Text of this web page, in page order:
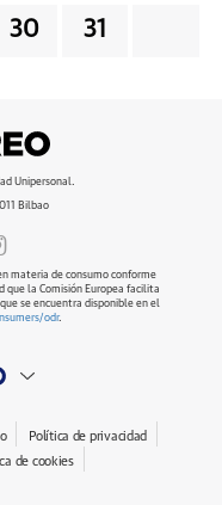
30 31
Unipersonal.
Bilbao
materia de consumo conforme
que la Comisión Europea facilita
se encuentra disponible en el
odr.
Política de privacidad
de cookies